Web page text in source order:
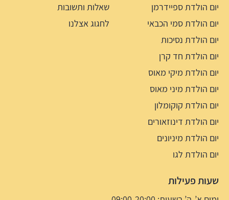
יום הולדת ספיידרמן
יום הולדת סמי הכבאי
יום הולדת נסיכות
יום הולדת חד קרן
יום הולדת מיקי מאוס
יום הולדת מיני מאוס
יום הולדת קוקומלון
יום הולדת דינוזאורים
יום הולדת מיניונים
יום הולדת לגו
שאלות ותשובות
לחגוג אצלנו
שעות פעילות